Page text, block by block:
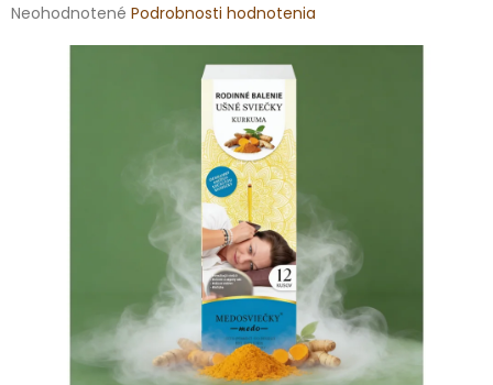
Priemerné
Neohodnotené Podrobnosti hodnotenia